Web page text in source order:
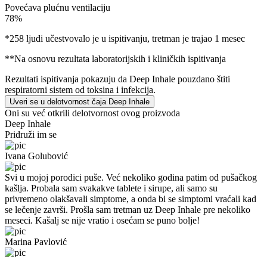
Povećava plućnu ventilaciju
78%
*258 ljudi učestvovalo je u ispitivanju, tretman je trajao 1 mesec
**Na osnovu rezultata laboratorijskih i kliničkih ispitivanja
Rezultati ispitivanja pokazuju da Deep Inhale pouzdano štiti
respiratorni sistem od toksina i infekcija.
Uveri se u delotvornost čaja Deep Inhale
Oni su već otkrili delotvornost ovog proizvoda
Deep Inhale
Pridruži im se
Ivana Golubović
Svi u mojoj porodici puše. Već nekoliko godina patim od pušačkog
kašlja. Probala sam svakakve tablete i sirupe, ali samo su
privremeno olakšavali simptome, a onda bi se simptomi vraćali kad
se lečenje završi. Prošla sam tretman uz Deep Inhale pre nekoliko
meseci. Kašalj se nije vratio i osećam se puno bolje!
Marina Pavlović